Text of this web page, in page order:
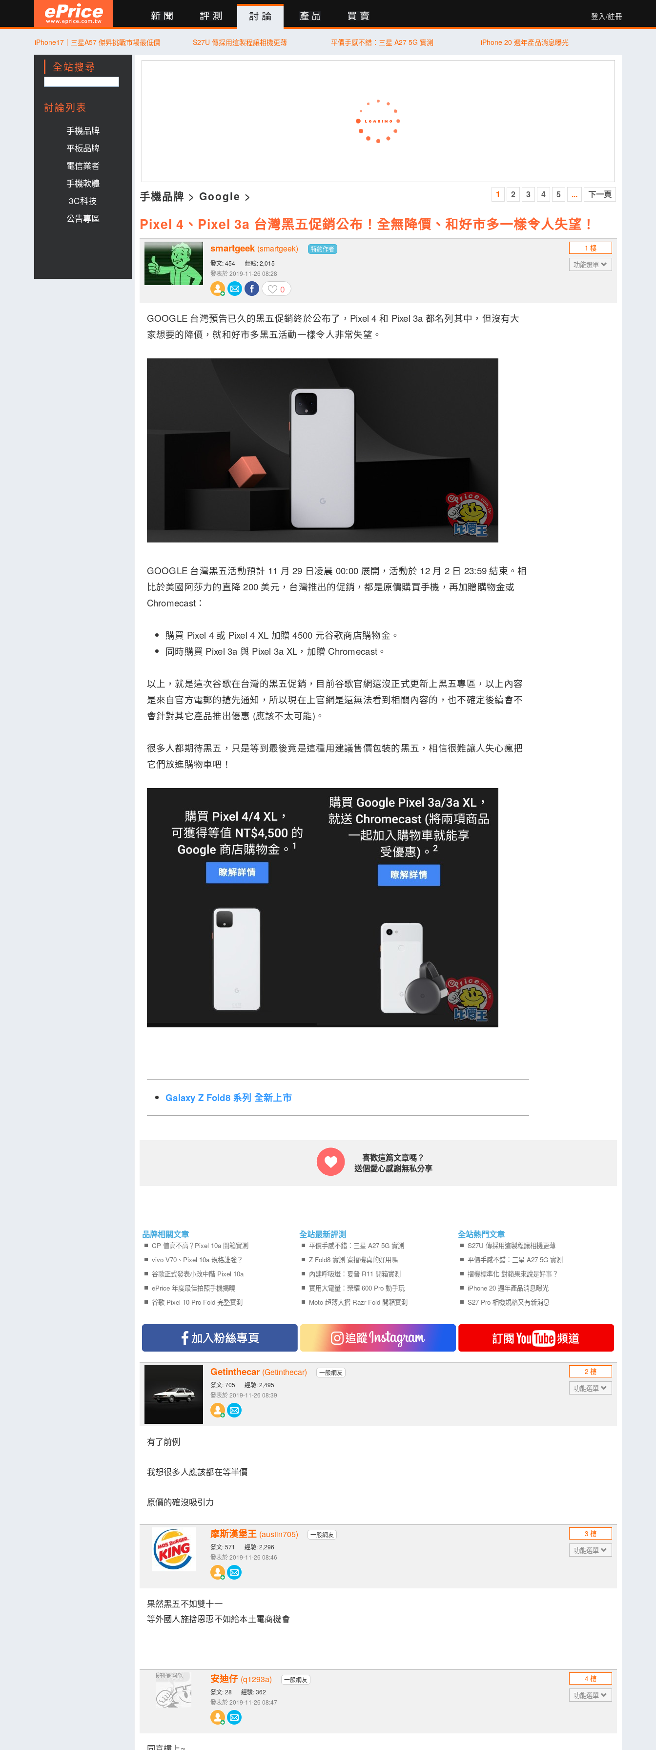
登入/註冊
評測 討論 產品 買賣 登入 行動版
iPhone17｜三星A57 傑昇挑戰市場最低價 S27U 傳採用這製程讓相機更薄 平價手感不錯：三星 A27 5G 實測 iPhone 20 週年產品消息曝光
全站搜尋
討論列表
手機品牌
平板品牌
電信業者
手機軟體
3C科技
公告專區
手機品牌 > Google > 1 2 3 4 5 ... 下一頁
Pixel 4、Pixel 3a 台灣黑五促銷公布！全無降價、和好市多一樣令人失望！
smartgeek (smartgeek)
特約作者
發文: 454
經驗: 2,015
發表於 2019-11-26 08:28
0
1 樓
功能選單
GOOGLE 台灣預告已久的黑五促銷終於公布了，Pixel 4 和 Pixel 3a 都名列其中，但沒有大
家想要的降價，就和好市多黑五活動一樣令人非常失望。
GOOGLE 台灣黑五活動預計 11 月 29 日凌晨 00:00 展開，活動於 12 月 2 日 23:59 結束。相
比於美國阿莎力的直降 200 美元，台灣推出的促銷，都是原價購買手機，再加贈購物金或
Chromecast：
購買 Pixel 4 或 Pixel 4 XL 加贈 4500 元谷歌商店購物金。
同時購買 Pixel 3a 與 Pixel 3a XL，加贈 Chromecast。
以上，就是這次谷歌在台灣的黑五促銷，目前谷歌官網還沒正式更新上黑五專區，以上內容
是來自官方電郵的搶先通知，所以現在上官網是還無法看到相關內容的，也不確定後續會不
會針對其它產品推出優惠 (應該不太可能)。
很多人都期待黑五，只是等到最後竟是這種用建議售價包裝的黑五，相信很難讓人失心瘋把
它們放進購物車吧！
Galaxy Z Fold8 系列 全新上市
喜歡這篇文章嗎？
送個愛心感謝無私分享
品牌相關文章
CP 值高不高？Pixel 10a 開箱實測
vivo V70、Pixel 10a 規格誰強？
谷歌正式發表小改中階 Pixel 10a
ePrice 年度最佳拍照手機揭曉
谷歌 Pixel 10 Pro Fold 完整實測
全站最新評測
平價手感不錯：三星 A27 5G 實測
Z Fold8 實測 寬摺機真的好用嗎
內建呼吸燈：夏普 R11 開箱實測
實用大電量：榮耀 600 Pro 動手玩
Moto 超薄大摺 Razr Fold 開箱實測
全站熱門文章
S27U 傳採用這製程讓相機更薄
平價手感不錯：三星 A27 5G 實測
摺機標準化 對蘋果來說是好事？
iPhone 20 週年產品消息曝光
S27 Pro 相機規格又有新消息
Getinthecar (Getinthecar)
一般網友
發文: 705
經驗: 2,495
發表於 2019-11-26 08:39
2 樓
功能選單
有了前例
我想很多人應該都在等半價
原價的確沒吸引力
摩斯漢堡王 (austin705)
一般網友
發文: 571
經驗: 2,296
發表於 2019-11-26 08:46
3 樓
功能選單
果然黑五不如雙十一
等外國人施捨恩惠不如給本土電商機會
安迪仔 (q1293a)
一般網友
發文: 28
經驗: 362
發表於 2019-11-26 08:47
4 樓
功能選單